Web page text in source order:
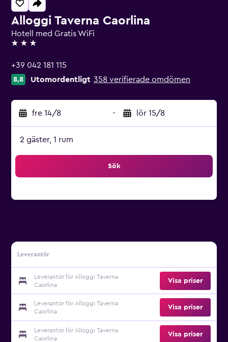
Alloggi Taverna Caorlina
Hotell med Gratis WiFi
3 stjärnor
+39 042 181 115
8,8 Utomordentligt 358 verifierade omdömen
fre 14/8 - lör 15/8
2 gäster, 1 rum
Sök
Leverantör
Leverantör för Alloggi Taverna
Caorlina
Visa priser
Leverantör för Alloggi Taverna
Caorlina
Visa priser
Leverantör för Alloggi Taverna
Caorlina
Visa priser